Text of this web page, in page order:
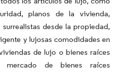
planos de la vivienda,
desde la propiedad,
y lujosas comodidades en
de lujo o bienes raíces
de bienes raíces